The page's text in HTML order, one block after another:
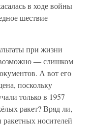
в ходе войны
шествие
при жизни
— слишком
А вот его
поскольку
только в 1957
ракет? Вряд ли,
ракетных носителей